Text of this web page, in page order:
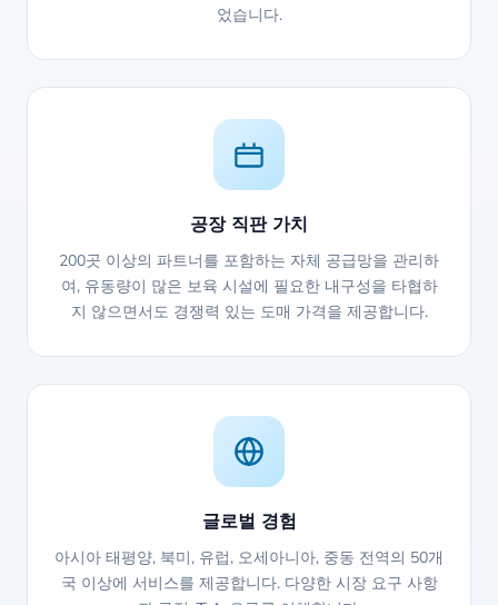
었습니다.
공장 직판 가치
200곳 이상의 파트너를 포함하는 자체 공급망을 관리하
여, 유동량이 많은 보육 시설에 필요한 내구성을 타협하
지 않으면서도 경쟁력 있는 도매 가격을 제공합니다.
글로벌 경험
아시아 태평양, 북미, 유럽, 오세아니아, 중동 전역의 50개
국 이상에 서비스를 제공합니다. 다양한 시장 요구 사항